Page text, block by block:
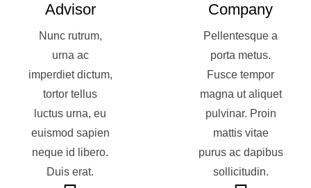
Advisor
Nunc rutrum,
urna ac
imperdiet dictum,
tortor tellus
luctus urna, eu
euismod sapien
neque id libero.
Duis erat.
Company
Pellentesque a
porta metus.
Fusce tempor
magna ut aliquet
pulvinar. Proin
mattis vitae
purus ac dapibus
sollicitudin.